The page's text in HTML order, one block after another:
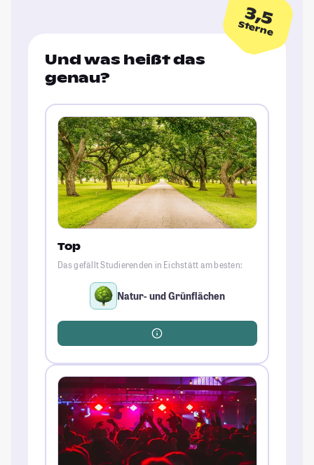
3,5
Sterne
Und was heißt das
genau?
Top
Das gefällt Studierenden in Eichstätt am besten:
Natur- und Grünflächen